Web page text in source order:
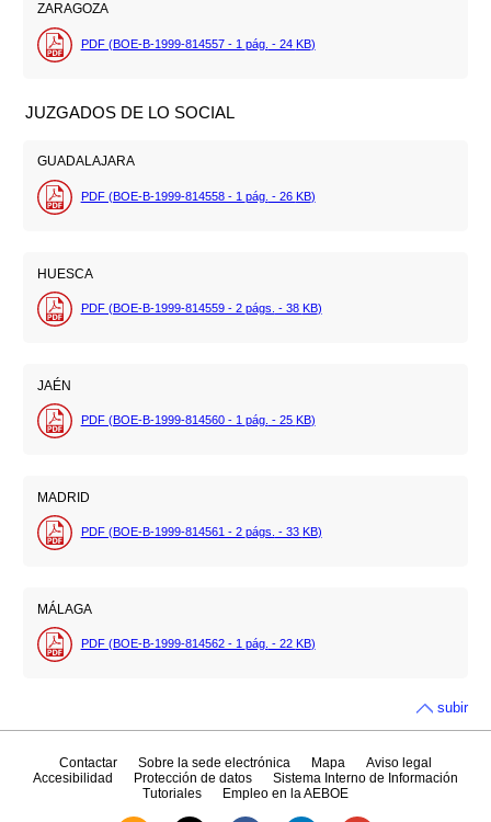
ZARAGOZA
PDF (BOE-B-1999-814557 - 1 pág. - 24 KB)
JUZGADOS DE LO SOCIAL
GUADALAJARA
PDF (BOE-B-1999-814558 - 1 pág. - 26 KB)
HUESCA
PDF (BOE-B-1999-814559 - 2 págs. - 38 KB)
JAÉN
PDF (BOE-B-1999-814560 - 1 pág. - 25 KB)
MADRID
PDF (BOE-B-1999-814561 - 2 págs. - 33 KB)
MÁLAGA
PDF (BOE-B-1999-814562 - 1 pág. - 22 KB)
subir
Contactar Sobre la sede electrónica Mapa
Aviso legal
Accesibilidad
Protección de datos
Sistema Interno de Información
Tutoriales
Empleo en la AEBOE